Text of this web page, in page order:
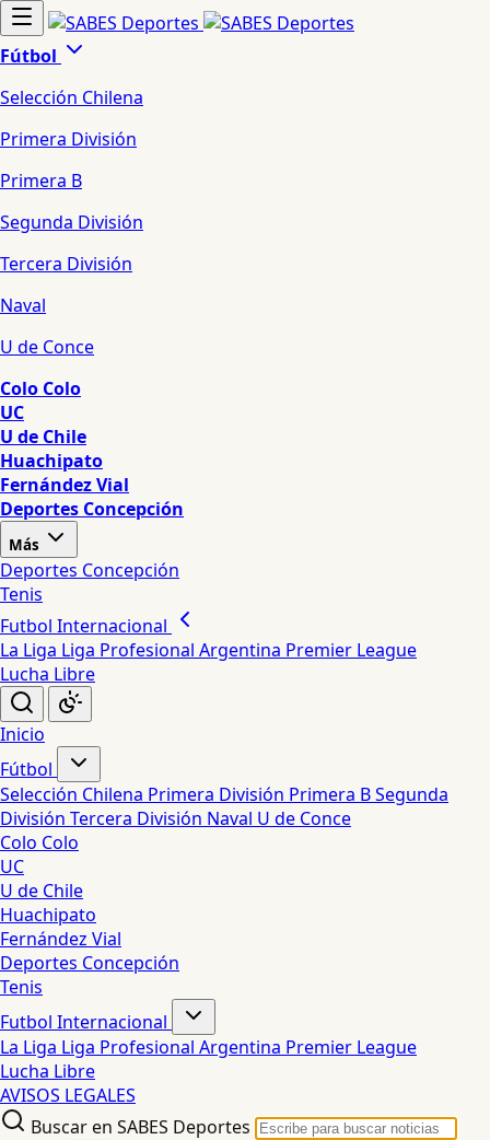
Fútbol
Selección Chilena
Primera División
Primera B
Segunda División
Tercera División
Naval
U de Conce
Colo Colo
UC
U de Chile
Huachipato
Fernández Vial
Deportes Concepción
Más
Deportes Concepción
Tenis
Futbol Internacional
La Liga Liga Profesional Argentina Premier League
Lucha Libre
Inicio
Fútbol
Selección Chilena Primera División Primera BSegunda
División Tercera División Naval U de Conce
Colo Colo
UC
U de Chile
Huachipato
Fernández Vial
Deportes Concepción
Tenis
Futbol Internacional
La Liga Liga Profesional Argentina Premier League
Lucha Libre
AVISOS LEGALES
Buscar en SABES Deportes